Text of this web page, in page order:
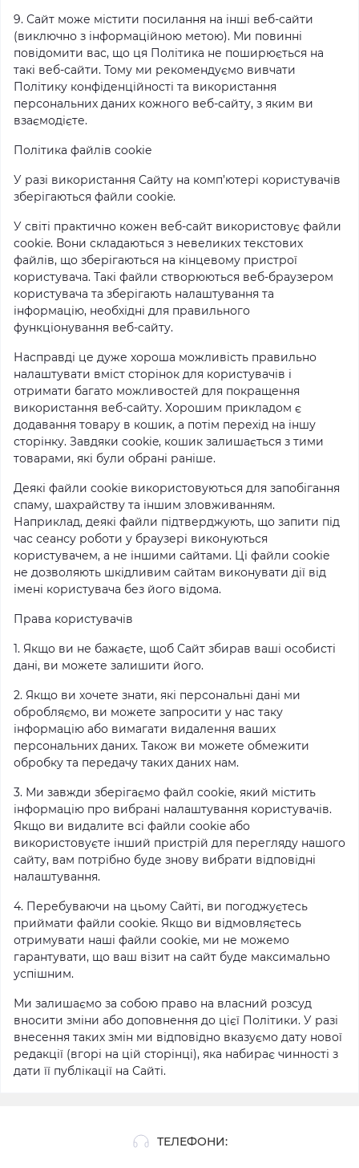
9. Сайт може містити посилання на інші веб-сайти
(виключно з інформаційною метою). Ми повинні
повідомити вас, що ця Політика не поширюється на
такі веб-сайти. Тому ми рекомендуємо вивчати
Політику конфіденційності та використання
персональних даних кожного веб-сайту, з яким ви
взаємодієте.
Політика файлів cookie
У разі використання Сайту на комп’ютері користувачів
зберігаються файли cookie.
У світі практично кожен веб-сайт використовує файли
cookie. Вони складаються з невеликих текстових
файлів, що зберігаються на кінцевому пристрої
користувача. Такі файли створюються веб-браузером
користувача та зберігають налаштування та
інформацію, необхідні для правильного
функціонування веб-сайту.
Насправді це дуже хороша можливість правильно
налаштувати вміст сторінок для користувачів і
отримати багато можливостей для покращення
використання веб-сайту. Хорошим прикладом є
додавання товару в кошик, а потім перехід на іншу
сторінку. Завдяки cookie, кошик залишається з тими
товарами, які були обрані раніше.
Деякі файли cookie використовуються для запобігання
спаму, шахрайству та іншим зловживанням.
Наприклад, деякі файли підтверджують, що запити під
час сеансу роботи у браузері виконуються
користувачем, а не іншими сайтами. Ці файли cookie
не дозволяють шкідливим сайтам виконувати дії від
імені користувача без його відома.
Права користувачів
1. Якщо ви не бажаєте, щоб Сайт збирав ваші особисті
дані, ви можете залишити його.
2. Якщо ви хочете знати, які персональні дані ми
обробляємо, ви можете запросити у нас таку
інформацію або вимагати видалення ваших
персональних даних. Також ви можете обмежити
обробку та передачу таких даних нам.
3. Ми завжди зберігаємо файл cookie, який містить
інформацію про вибрані налаштування користувачів.
Якщо ви видалите всі файли cookie або
використовуєте інший пристрій для перегляду нашого
сайту, вам потрібно буде знову вибрати відповідні
налаштування.
4. Перебуваючи на цьому Сайті, ви погоджуєтесь
приймати файли cookie. Якщо ви відмовляєтесь
отримувати наші файли cookie, ми не можемо
гарантувати, що ваш візит на сайт буде максимально
успішним.
Ми залишаємо за собою право на власний розсуд
вносити зміни або доповнення до цієї Політики. У разі
внесення таких змін ми відповідно вказуємо дату нової
редакції (вгорі на цій сторінці), яка набирає чинності з
дати її публікації на Сайті.
ТЕЛЕФОНИ: